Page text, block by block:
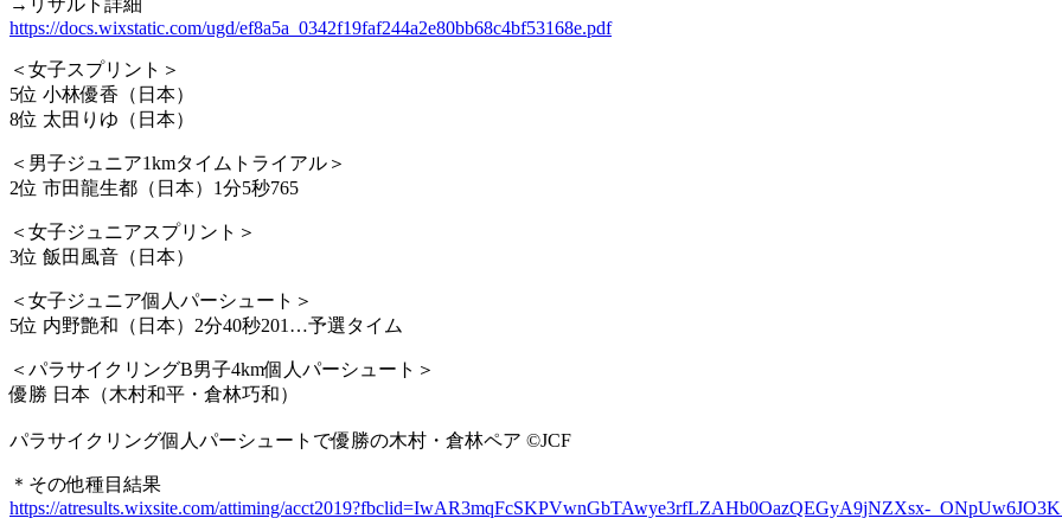
→リザルト詳細
https://docs.wixstatic.com/ugd/ef8a5a_0342f19faf244a2e80bb68c4bf53168e.pdf
＜女子スプリント＞
5位 小林優香（日本）
8位 太田りゆ（日本）
＜男子ジュニア1kmタイムトライアル＞
2位 市田龍生都（日本）1分5秒765
＜女子ジュニアスプリント＞
3位 飯田風音（日本）
＜女子ジュニア個人パーシュート＞
5位 内野艶和（日本）2分40秒201…予選タイム
＜パラサイクリングB男子4km個人パーシュート＞
優勝 日本（木村和平・倉林巧和）
パラサイクリング個人パーシュートで優勝の木村・倉林ペア ©JCF
＊その他種目結果
https://atresults.wixsite.com/attiming/acct2019?fbclid=IwAR3mqFcSKPVwnGbTAwye3rfLZAHb0OazQEGyA9jNZXsx-